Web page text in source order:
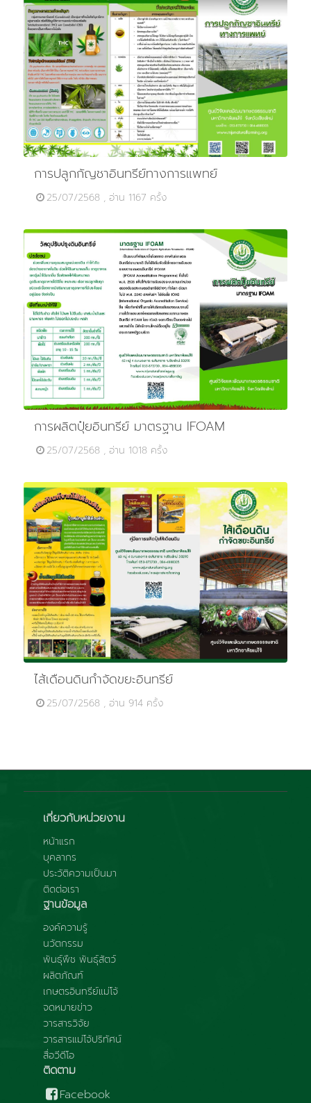
การปลูกกัญชาอินทรีย์ทางการแพทย์
25/07/2568 , อ่าน 1167 ครั้ง
การผลิตปุ๋ยอินทรีย์ มาตรฐาน IFOAM
25/07/2568 , อ่าน 1018 ครั้ง
ไส้เดือนดินกำจัดขยะอินทรีย์
25/07/2568 , อ่าน 914 ครั้ง
เกี่ยวกับหน่วยงาน
หน้าแรก
บุคลากร
ประวัติความเป็นมา
ติดต่อเรา
ฐานข้อมูล
องค์ความรู้
นวัตกรรม
พันธุ์พืช พันธุ์สัตว์
ผลิตภัณฑ์
เกษตรอินทรีย์แม่โจ้
จดหมายข่าว
วารสารวิจัย
วารสารแม่โจ้ปริทัศน์
สื่อวีดีโอ
ติดตาม
Facebook